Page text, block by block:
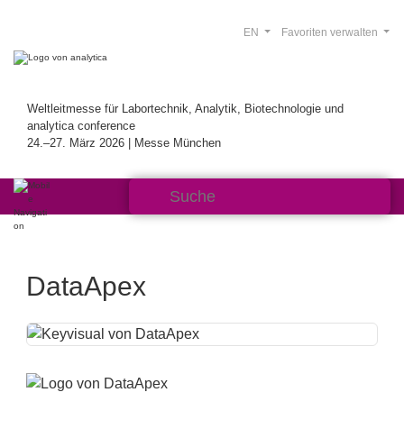
Weltleitmesse für Labortechnik, Analytik, Biotechnologie und
analytica conference
24.–27. März 2026 | Messe München
Favoriten verwalten
EN
DataApex